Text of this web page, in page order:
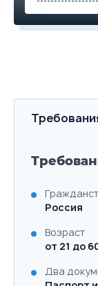
Россия
Возраст
от 21 до
Два